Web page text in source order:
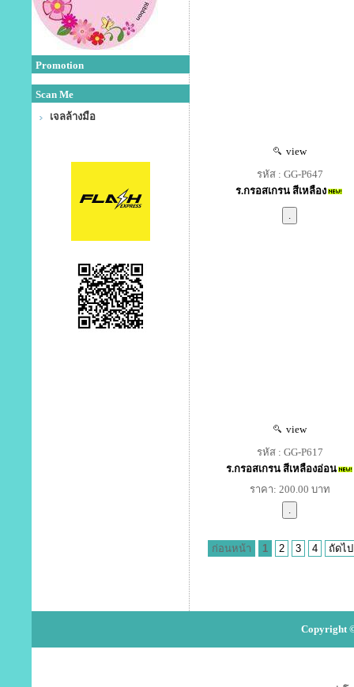
Promotion
Scan Me
เจลล้างมือ
view
รหัส : GG-P647
ร.กรอสเกรน สีเหลือง
view
รหัส : GG-P617
ร.กรอสเกรน สีเหลืองอ่อน
ราคา: 200.00 บาท
ก่อนหน้า 1 2 3 4 ถัดไป
Copyright